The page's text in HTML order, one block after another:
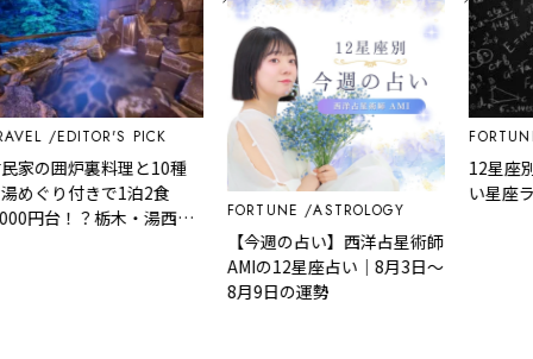
EDITOR'S PICK
炉裏料理と10種
付きで1泊2食
！？栃木・湯西川
FORTUNE ASTROLOGY
【今週の占い】西洋占星術師
AMIの12星座占い｜8月3日～
8月9日の運勢
FORTUNE
12星座別｜天
い星座ランキ